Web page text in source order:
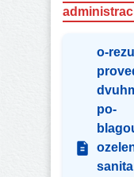
o-
po-